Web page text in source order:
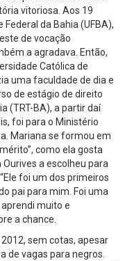
vitoriosa. Aos 19
da Bahia (UFBA),
de vocação
a agradava. Então,
Católica de
uma faculdade de dia e
de estágio de direito
(TRT-BA), a partir daí
foi para o Ministério
Mariana se formou em
como ela gosta
a escolheu para
foi um dos primeiros
pai para mim. Foi uma
muito e
a chance.
sem cotas, apesar
de vagas para negros.